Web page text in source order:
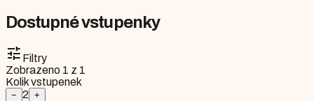
Dostupné vstupenky
tune Filtry
Zobrazeno 1 z 1
Kolik vstupenek
− 2 +